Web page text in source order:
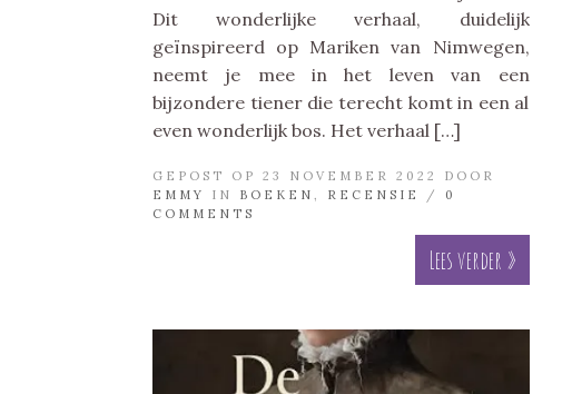
Dit wonderlijke verhaal, duidelijk
geïnspireerd op Mariken van Nimwegen,
neemt je mee in het leven van een
bijzondere tiener die terecht komt in een al
even wonderlijk bos. Het verhaal […]
GEPOST OP 23 NOVEMBER 2022 DOOR
EMMY
IN BOEKEN , RECENSIE / 0
COMMENTS
Lees verder »